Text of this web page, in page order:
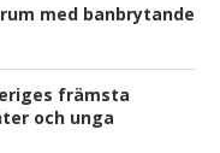
med banbrytande
främsta
och unga